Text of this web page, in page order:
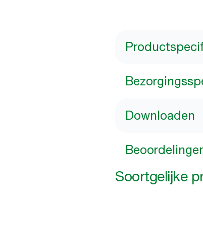
Downloaden
Soortgelijke